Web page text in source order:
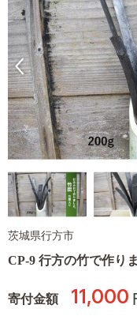
茨城県行方市
CP-9 行方の竹で作り
寄付金額 11,000